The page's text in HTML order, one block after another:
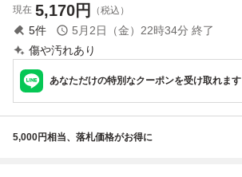
現在 5,170円 （税込）
5件 5月2日（金）22時34分 終了
傷や汚れあり
あなただけの特別なクーポンを受け取れます
5,000円相当、落札価格がお得に